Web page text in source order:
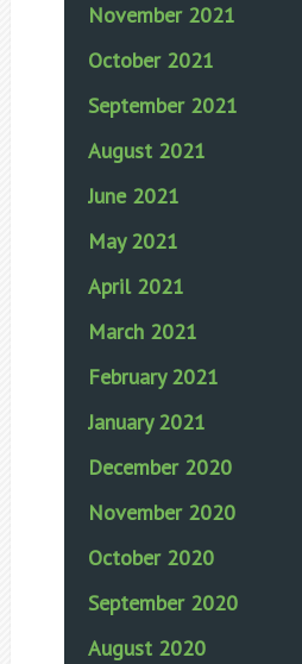
November 2021
October 2021
September 2021
August 2021
June 2021
May 2021
April 2021
March 2021
February 2021
January 2021
December 2020
November 2020
October 2020
September 2020
August 2020